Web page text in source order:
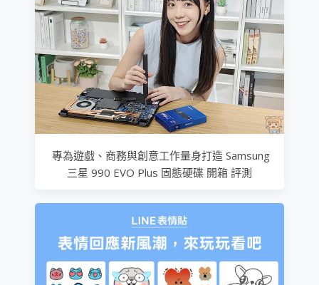
專為遊戲、商務與創意工作量身打造 Samsung
三星 990 EVO Plus 固態硬碟 開箱 評測